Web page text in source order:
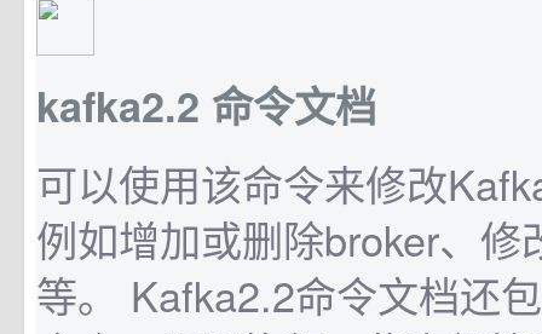
kafka2.2 命令文档
可以使用该命令来修改
例如增加或删除broker、修
等。 Kafka2.2命令文档还